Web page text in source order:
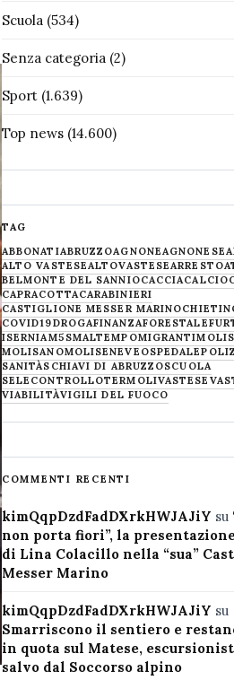
Scuola(534)
Senza categoria(2)
Sport(1.639)
Top news(14.600)
TAG
ABBONATIABRUZZOAGNONEAGNONESE
ALTO VASTESEALTOVASTESEARRESTO
BELMONTE DEL SANNIOCACCIACALCIO
CAPRACOTTACARABINIERI
CASTIGLIONE MESSER MARINO
COVID19DROGAFINANZAFORESTALE
ISERNIAM5SMALTEMPOMIGRANTI
MOLISANOMOLISENEVE OSPEDALE
SANITÀSCHIAVI DI ABRUZZOSCUOLA
SELECONTROLLOTERMOLIVASTESE
VIABILITÀVIGILI DEL FUOCO
COMMENTI RECENTI
kimQqpDzdFadDXrkHWJAJiY su
non porta fiori”, la
di Lina Colacillo nella “sua”
Messer Marino
kimQqpDzdFadDXrkHWJAJiY su
Smarriscono il sentiero e
in quota sul Matese,
salvo dal Soccorso alpino